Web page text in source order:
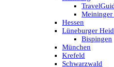
Meininger
Hessen
Lüneburger
Bispingen
München
Krefeld
Schwarzwald